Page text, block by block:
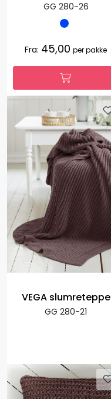
GG 280-26
Fra: 45,00 per pakke
VEGA slumreteppe
GG 280-21